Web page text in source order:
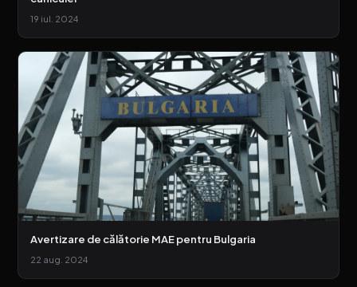
19 iul. 2024
Avertizare de călătorie MAE pentru Bulgaria
22 aug. 2024